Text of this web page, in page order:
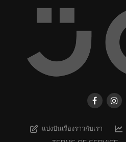
แบ่งปันเรื่องราวกับเรา